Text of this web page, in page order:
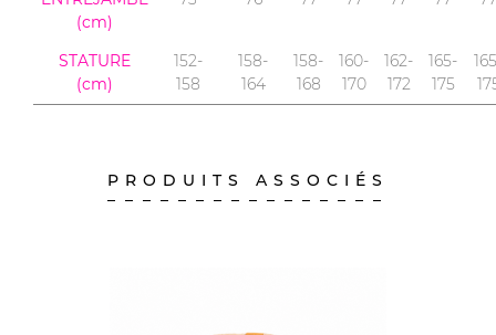
(cm)
STATURE
(cm)
152-
158
158-
164
158-
168
160-
170
162-
172
165-
175
PRODUITS ASSOCIÉS